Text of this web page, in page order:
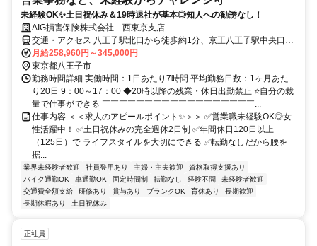
未経験OK✨土日祝休み＆19時退社が基本◎知人への勧誘なし！
AIG損害保険株式会社 西東京支店
交通・アクセス 八王子駅北口から徒歩約1分、京王八王子駅中央口か
ら徒歩約4分
月給258,960円～345,000円
東京都八王子市
勤務時間詳細 実働時間：1日あたり7時間 平均勤務日数：1ヶ月あた
り20日 9：00～17：00 ◆20時以降の残業・休日出勤禁止 ⭐自分の裁
量で仕事ができる ￣￣￣￣￣￣￣￣￣￣￣￣￣￣￣￣￣￣...
仕事内容 ＜＜求人のアピールポイント✨＞＞ ✅営業職未経験OK◎女
性活躍中！ ✅土日祝休みの完全週休2日制 ✅年間休日120日以上
（125日）で ライフスタイルを大切にできる ✅転勤なしだから腰を
据...
業界未経験者歓迎 社員登用あり 主婦・主夫歓迎
資格取得支援あり
バイク通勤OK
車通勤OK 固定時間制 転勤なし 経験不問
未経験者歓迎
交通費全額支給
研修あり 賞与あり ブランクOK 育休あり
長期歓迎
長期休暇あり
土日祝休み
正社員